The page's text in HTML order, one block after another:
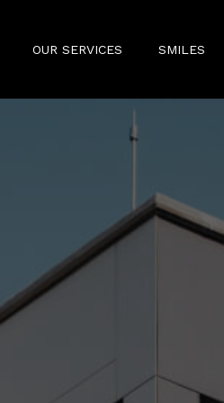
OUR SERVICES SMILES